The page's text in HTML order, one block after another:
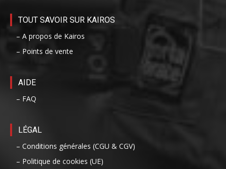
TOUT SAVOIR SUR KAIROS
– A propos de Kairos
– Points de vente
AIDE
– FAQ
LÉGAL
– Conditions générales (CGU & CGV)
– Politique de cookies (UE)